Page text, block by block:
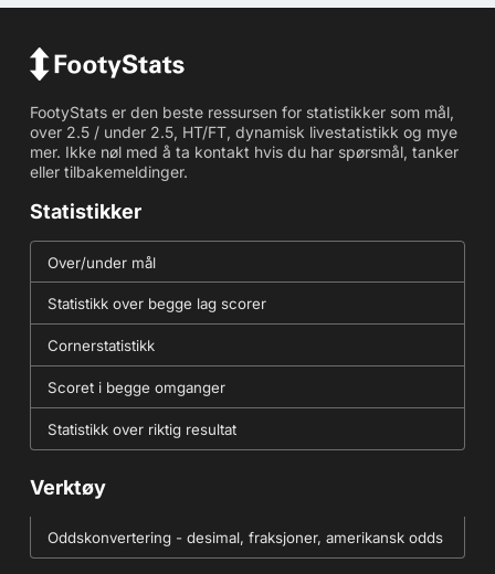
FootyStats er den beste ressursen for statistikker som mål,
over 2.5 / under 2.5, HT/FT, dynamisk livestatistikk og mye
mer. Ikke nøl med å ta kontakt hvis du har spørsmål, tanker
eller tilbakemeldinger.
Statistikker
Over/under mål
Statistikk over begge lag scorer
Cornerstatistikk
Scoret i begge omganger
Statistikk over riktig resultat
Verktøy
Oddskonvertering - desimal, fraksjoner, amerikansk odds